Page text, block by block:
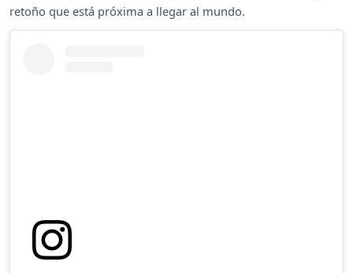
retoño que está próxima a llegar al mundo.